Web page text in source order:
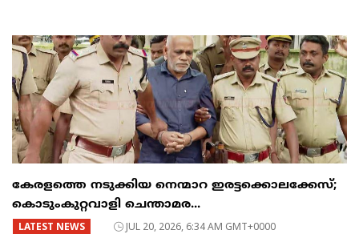
കേരളത്തെ നടുക്കിയ നെന്മാറ ഇരട്ടക്കൊലക്കേസ്;
കൊടുംകുറ്റവാളി ചെന്താമര...
LATEST NEWS JUL 20, 2026, 6:34 AM GMT+0000